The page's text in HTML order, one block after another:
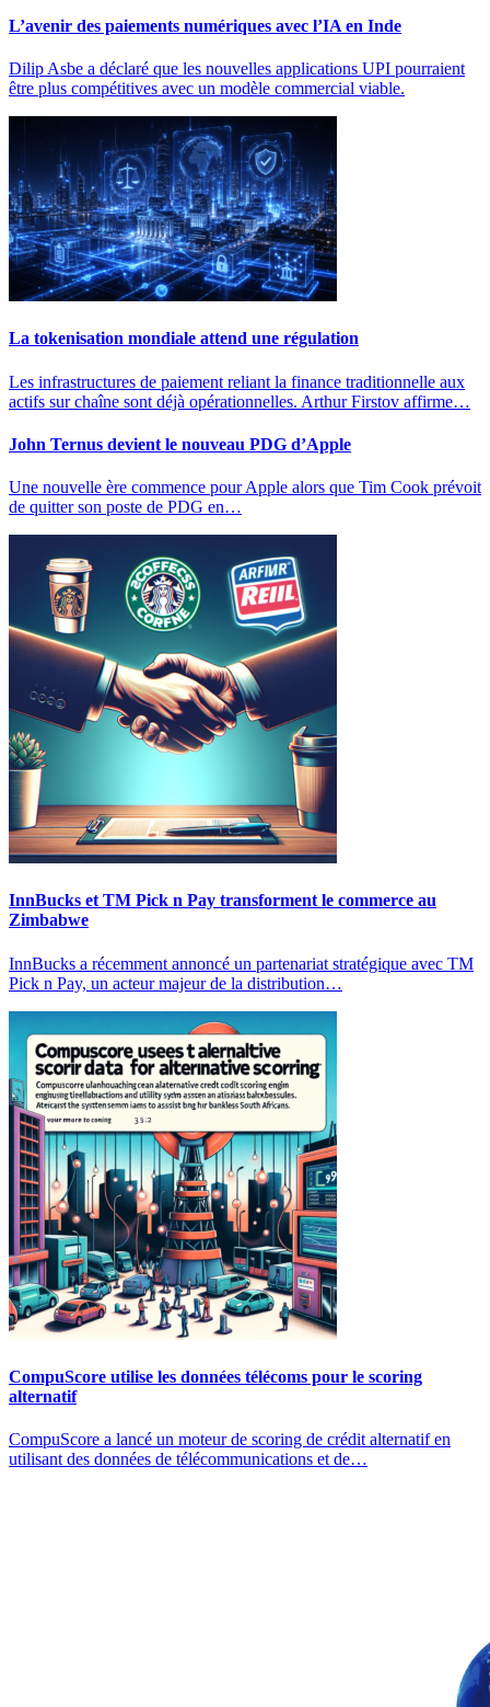
L’avenir des paiements numériques avec l’IA en Inde
Dilip Asbe a déclaré que les nouvelles applications UPI pourraient
être plus compétitives avec un modèle commercial viable.
La tokenisation mondiale attend une régulation
Les infrastructures de paiement reliant la finance traditionnelle aux
actifs sur chaîne sont déjà opérationnelles. Arthur Firstov affirme…
John Ternus devient le nouveau PDG d’Apple
Une nouvelle ère commence pour Apple alors que Tim Cook prévoit
de quitter son poste de PDG en…
InnBucks et TM Pick n Pay transforment le commerce au
Zimbabwe
InnBucks a récemment annoncé un partenariat stratégique avec TM
Pick n Pay, un acteur majeur de la distribution…
CompuScore utilise les données télécoms pour le scoring
alternatif
CompuScore a lancé un moteur de scoring de crédit alternatif en
utilisant des données de télécommunications et de…